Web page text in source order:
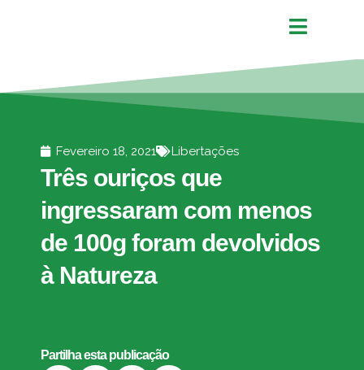
Fevereiro 18, 2021 Libertações
Três ouriços que
ingressaram com menos
de 100g foram devolvidos
à Natureza
Partilha esta publicação